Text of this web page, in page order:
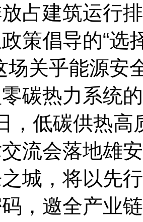
占建筑运行
策倡导的“选
场关乎能源安
碳热力系统
，低碳供热
流会落地雄
城，将以先
，邀全产业